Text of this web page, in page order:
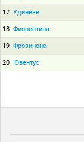
17 Удинезе
18 Фиорентина
19 Фрозиноне
20 Ювентус